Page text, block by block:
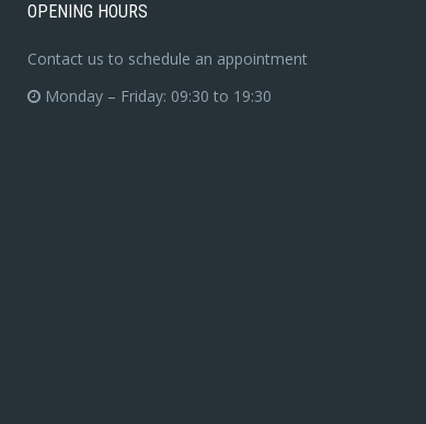
OPENING HOURS
Contact us to schedule an appointment
Monday – Friday: 09:30 to 19:30